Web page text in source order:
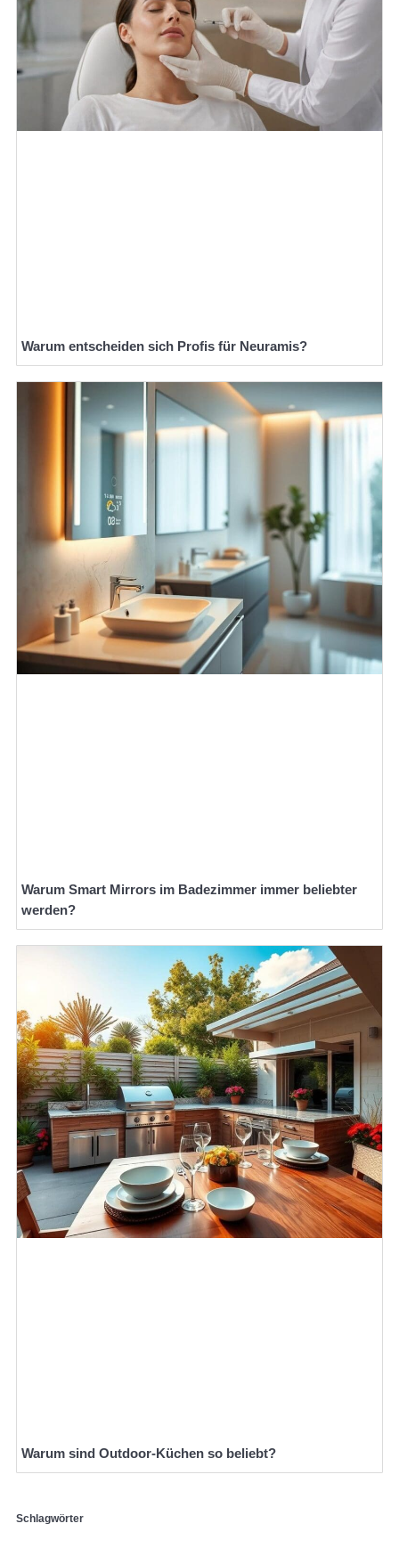
Warum entscheiden sich Profis für Neuramis?
Warum Smart Mirrors im Badezimmer immer beliebter
werden?
Warum sind Outdoor-Küchen so beliebt?
Schlagwörter